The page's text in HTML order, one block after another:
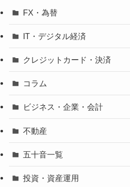
FX・為替
IT・デジタル経済
クレジットカード・決済
コラム
ビジネス・企業・会計
不動産
五十音一覧
投資・資産運用